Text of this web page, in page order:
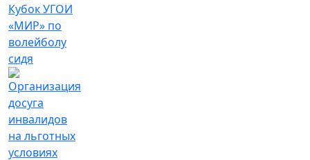
Кубок УГОИ
«МИР» по
волейболу
сидя